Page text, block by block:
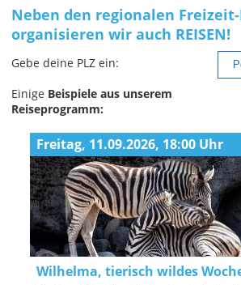
Neben den regionalen
organisieren wir auch REISEN!
Gebe deine PLZ ein:
Einige Beispiele aus unserem
Reiseprogramm:
Freitag, 11.09.2026, 18:00 Uhr
Wilhelma, tierisch wildes